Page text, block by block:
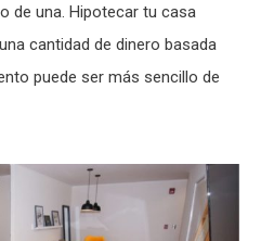
de una. Hipotecar tu casa
cantidad de dinero basada
puede ser más sencillo de